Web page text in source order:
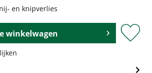
en knipverlies
winkelwagen